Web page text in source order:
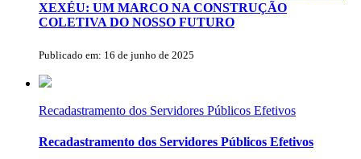
XEXÉU: UM MARCO NA CONSTRUÇÃO
COLETIVA DO NOSSO FUTURO
Publicado em: 16 de junho de 2025
Recadastramento dos Servidores Públicos Efetivos
Recadastramento dos Servidores Públicos Efetivos